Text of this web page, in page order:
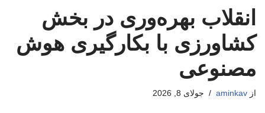
انقلاب بهره‌وری در بخش
کشاورزی با بکارگیری هوش
مصنوعی
از aminkav جولای 8, 2026